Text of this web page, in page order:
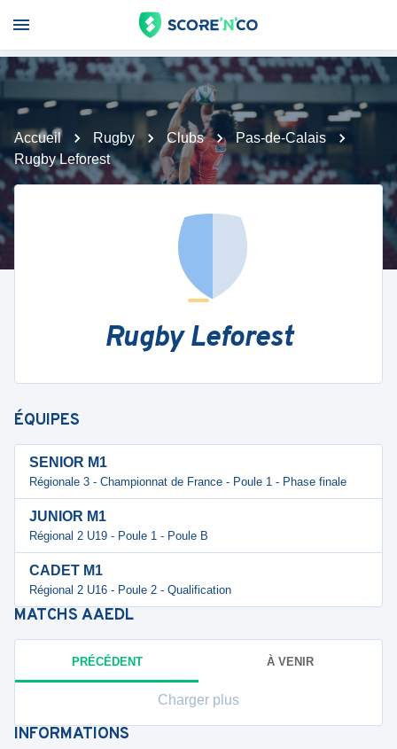
Accueil Rugby Clubs
Pas-de-Calais
Rugby Leforest
Rugby Leforest
ÉQUIPES
SENIOR M1
Régionale 3 - Championnat de France - Poule 1 - Phase finale
JUNIOR M1
Régional 2 U19 - Poule 1 - Poule B
CADET M1
Régional 2 U16 - Poule 2 - Qualification
MATCHS AAEDL
PRÉCÉDENT À VENIR
Charger plus
INFORMATIONS